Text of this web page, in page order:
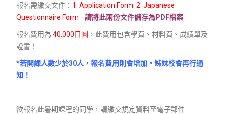
報名需繳交文件： 1. Application Form 2. Japanese
Questionnaire Form –請將此兩份文件儲存為PDF檔案
報名費用為 40,000日圓 ，此費用包含學費、材料費、成績單及
證書！
*若開課人數少於30人，報名費用則會增加。姊妹校會再行通
知！
欲報名此暑期課程的同學，請繳交規定資料至電子郵件